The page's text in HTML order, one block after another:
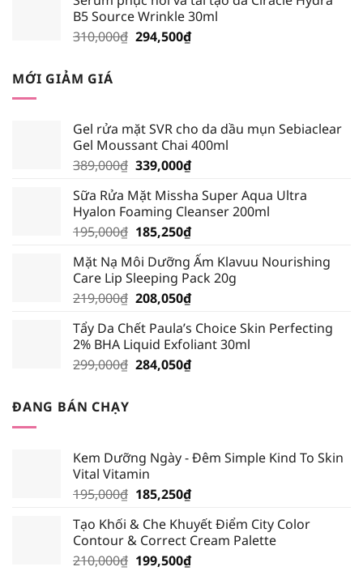
195,000₫.là:
185,250₫.
B5 Source Wrinkle 30ml
310,000₫ Giá
294,500₫Giá
MỚI GIẢM GIÁ
Gel rửa mặt SVR cho da dầu mụn Sebiaclear
Gel Moussant Chai 400ml
389,000₫ Giá
là:
389,000₫.
339,000₫Giá
tại
là:
339,000₫.
Sữa Rửa Mặt Missha Super Aqua Ultra
Hyalon Foaming Cleanser 200ml
195,000₫ Giá
là:
195,000₫.
185,250₫Giá
tại
là:
185,250₫.
Mặt Nạ Môi Dưỡng Ẩm Klavuu Nourishing
Care Lip Sleeping Pack 20g
219,000₫ Giá
là:
219,000₫.
208,050₫Giá
tại
là:
208,050₫.
Tẩy Da Chết Paula’s Choice Skin Perfecting
2% BHA Liquid Exfoliant 30ml
299,000₫ Giá
284,050₫Giá
ĐANG BÁN CHẠY
Kem Dưỡng Ngày - Đêm Simple Kind To Skin
Vital Vitamin
195,000₫ Giá
là:
195,000₫.
185,250₫Giá
tại
là:
185,250₫.
Tạo Khối & Che Khuyết Điểm City Color
Contour & Correct Cream Palette
210,000₫ Giá
199,500₫Giá